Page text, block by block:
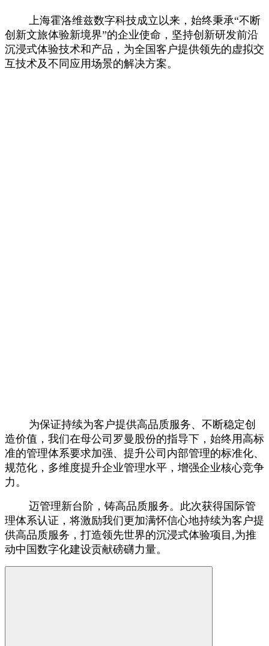
上海霍洛维兹数字科技成立以来，始终秉承“不断
创新文旅体验新境界”的企业使命，坚持创新研发前沿
沉浸式体验技术和产品，为全国客户提供领先的虚拟交
互技术及不同应用场景的解决方案。
为保证持续为客户提供高品质服务、不断稳定创
造价值，我们在母公司罗曼股份的指导下，始终用高标
准的管理体系要求加强、提升公司内部管理的标准化、
规范化，多维度提升企业管理水平，增强企业核心竞争
力。
迈管理新台阶，铸高品质服务。此次获得国际管
理体系认证，将激励我们更加满怀信心地持续为客户提
供高品质服务，打造领先世界的沉浸式体验项目,为推
动中国数字化建设贡献磅礴力量。